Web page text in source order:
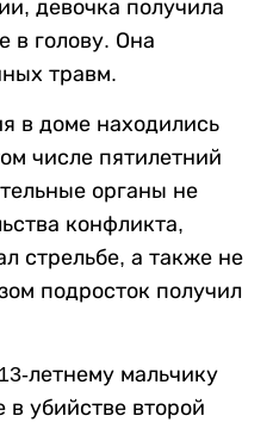
девочка получила
в голову. Она
травм.
в доме находились
числе пятилетний
органы не
конфликта,
стрельбе, а также не
подросток получил
летнему мальчику
убийстве второй